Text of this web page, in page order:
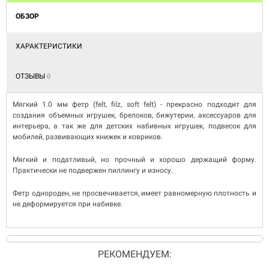
ОБЗОР
ХАРАКТЕРИСТИКИ
ОТЗЫВЫ 0
Мягкий 1.0 мм фетр (felt, filz, soft felt) - прекрасно подходит для
создания объемных игрушек, брелоков, бижутерии, аксессуаров для
интерьера, а так же для детских набивных игрушек, подвесок для
мобилей, развивающих книжек и ковриков.
Мягкий и податливый, но прочный и хорошо держащий форму.
Практически не подвержен пиллингу и износу.
Фетр однороден, не просвечивается, имеет равномерную плотность и
не деформируется при набивке.
РЕКОМЕНДУЕМ: